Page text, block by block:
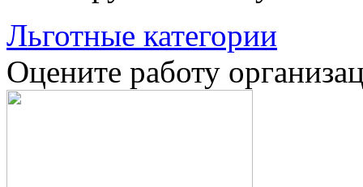
Льготные категории
Оцените работу